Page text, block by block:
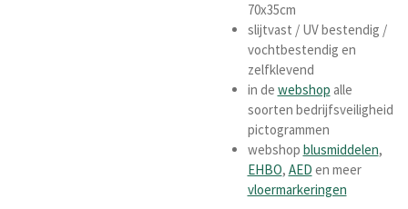
70x35cm
slijtvast / UV bestendig /
vochtbestendig en
zelfklevend
in de webshop alle
soorten bedrijfsveiligheid
pictogrammen
webshop blusmiddelen,
EHBO, AED en meer
vloermarkeringen